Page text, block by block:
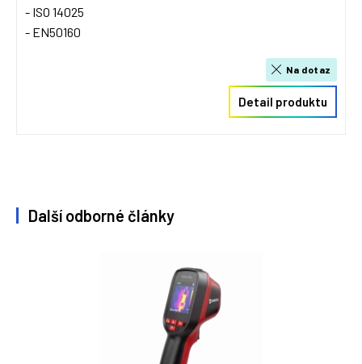
- ISO 14025
- EN50160
Na dotaz
Detail produktu
Další odborné články